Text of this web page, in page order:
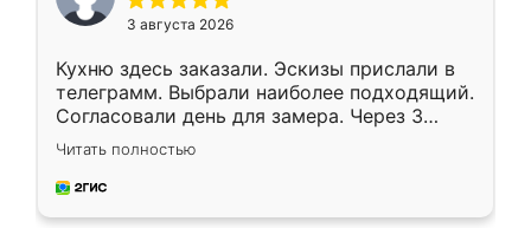
3 августа 2026
Кухню здесь заказали. Эскизы прислали в
телеграмм. Выбрали наиболее подходящий.
Согласовали день для замера. Через 3
недели кухня была уже готова. Остались
довольны работой. Спасибо Ренессанс
мебель за качественную работу!
Читать полностью